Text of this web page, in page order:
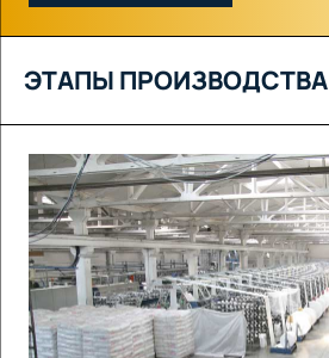
ЭТАПЫ ПРОИЗВОДСТВА